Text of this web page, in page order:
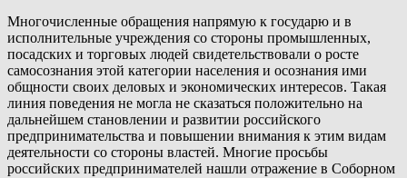
Многочисленные обращения напрямую к государю и в
исполнительные учреждения со стороны промышленных,
посадских и торговых людей свидетельствовали о росте
самосознания этой категории населения и осознания ими
общности своих деловых и экономических интересов. Такая
линия поведения не могла не сказаться положительно на
дальнейшем становлении и развитии российского
предпринимательства и повышении внимания к этим видам
деятельности со стороны властей. Многие просьбы
российских предпринимателей нашли отражение в Соборном